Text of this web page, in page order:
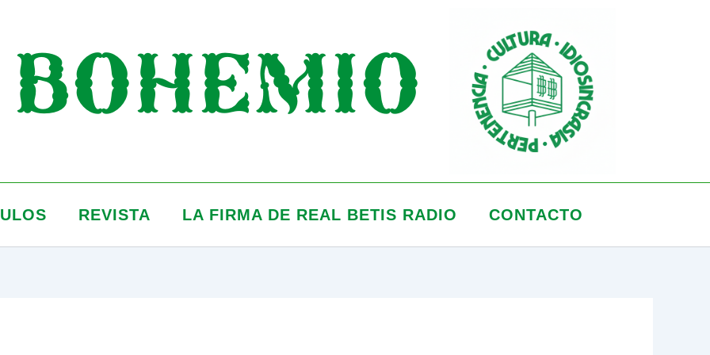
REVISTA LA FIRMA DE REAL BETIS RADIO CONTACTO